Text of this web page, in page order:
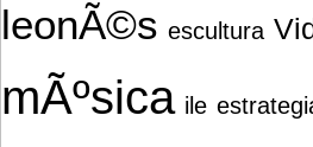
leonÃ©s escultura
mÃºsica ile